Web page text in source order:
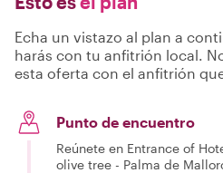
Echa un vistazo al plan a
harás con tu anfitrión local.
esta oferta con el anfitrión
Punto de encuentro
Reúnete en Entrance of
olive tree - Palma de